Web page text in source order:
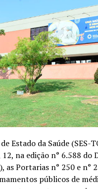
Estado da Saúde (SES-
na edição n° 6.588 do
as Portarias n° 250 e n°
públicos de